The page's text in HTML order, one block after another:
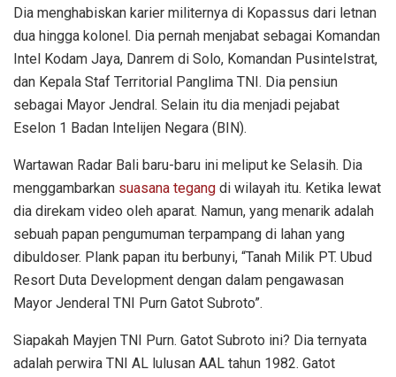
Dia menghabiskan karier militernya di Kopassus dari letnan
dua hingga kolonel. Dia pernah menjabat sebagai Komandan
Intel Kodam Jaya, Danrem di Solo, Komandan Pusintelstrat,
dan Kepala Staf Territorial Panglima TNI. Dia pensiun
sebagai Mayor Jendral. Selain itu dia menjadi pejabat
Eselon 1 Badan Intelijen Negara (BIN).
Wartawan Radar Bali baru-baru ini meliput ke Selasih. Dia
menggambarkan suasana tegang di wilayah itu. Ketika lewat
dia direkam video oleh aparat. Namun, yang menarik adalah
sebuah papan pengumuman terpampang di lahan yang
dibuldoser. Plank papan itu berbunyi, “Tanah Milik PT. Ubud
Resort Duta Development dengan dalam pengawasan
Mayor Jenderal TNI Purn Gatot Subroto”.
Siapakah Mayjen TNI Purn. Gatot Subroto ini? Dia ternyata
adalah perwira TNI AL lulusan AAL tahun 1982. Gatot